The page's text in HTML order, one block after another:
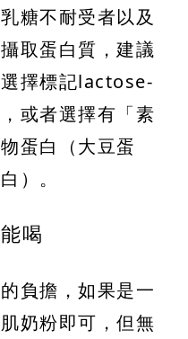
糖不耐受者以及
取蛋白質，建議
擇標記lactose-
或者選擇有「素
蛋白（大豆蛋
）。
喝
負擔，如果是一
奶粉即可，但無